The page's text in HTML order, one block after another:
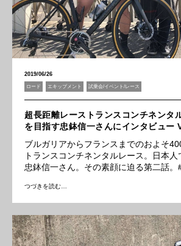
2019/06/26
ロード エキップメント 試乗会/イベント/レース
超長距離レーストランスコンチネンタ
を目指す忠鉢信一さんにインタビュー
ブルガリアからフランスまでのおよそ
トランスコンチネンタルレース。日本
忠鉢信一さん。その素顔に迫る第二話。
つづきを読む…